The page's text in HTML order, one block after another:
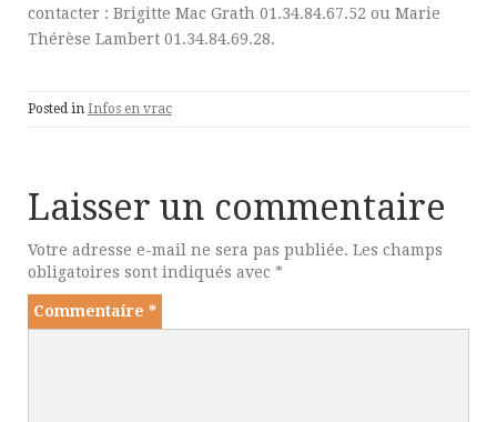
contacter : Brigitte Mac Grath 01.34.84.67.52 ou Marie
Thérèse Lambert 01.34.84.69.28.
Posted in Infos en vrac
Laisser un commentaire
Votre adresse e-mail ne sera pas publiée. Les champs
obligatoires sont indiqués avec *
Commentaire *